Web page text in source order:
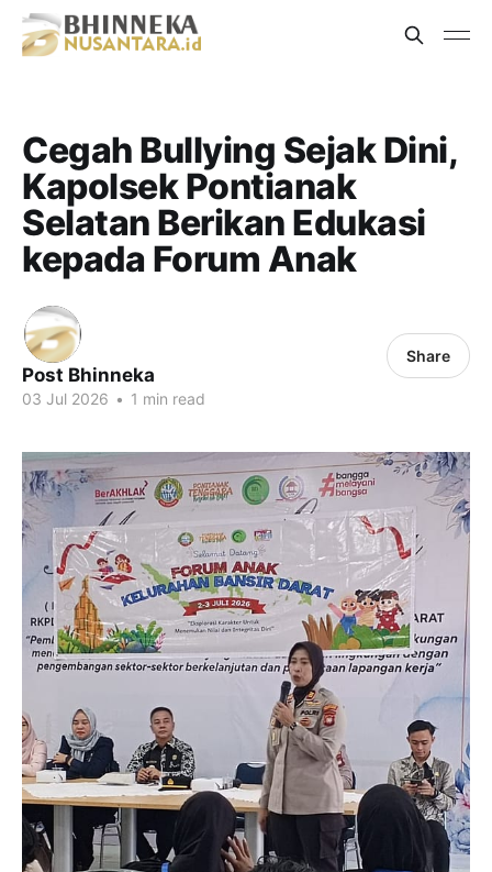
Cegah Bullying Sejak Dini,
Kapolsek Pontianak
Selatan Berikan Edukasi
kepada Forum Anak
Post Bhinneka
03 Jul 2026 • 1 min read
Share